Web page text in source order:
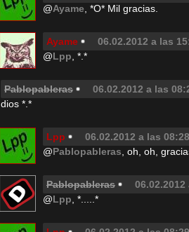
@Ayame , *O* Mil gracias.
Ayame
06.02.2012 a las
@Lpp , *.*
Pablopableras
06.02.2012 a las
dios *.*
Lpp
06.02.2012 a las 08:28
@Pablopableras , oh, oh,
Pablopableras
@Lpp , *.....*